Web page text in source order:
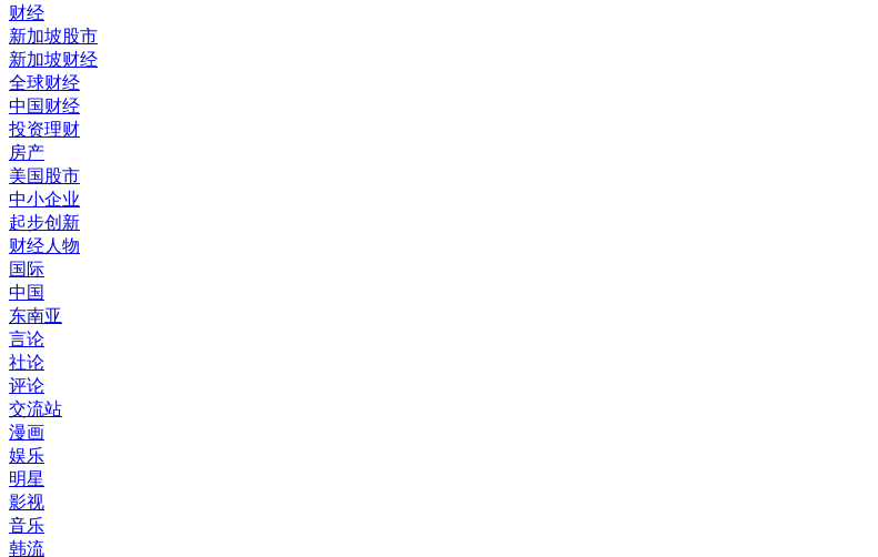
财经
新加坡股市
新加坡财经
全球财经
中国财经
投资理财
房产
美国股市
中小企业
起步创新
财经人物
国际
中国
东南亚
言论
社论
评论
交流站
漫画
娱乐
明星
影视
音乐
韩流